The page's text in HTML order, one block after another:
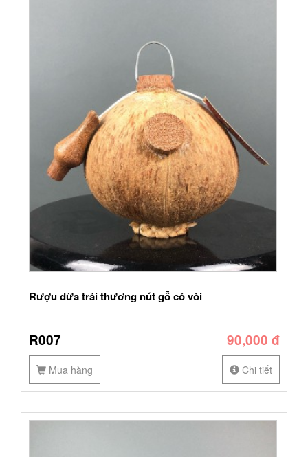
Rượu dừa trái thương nút gỗ có vòi
R007 90,000 đ
Mua hàng Chi tiết